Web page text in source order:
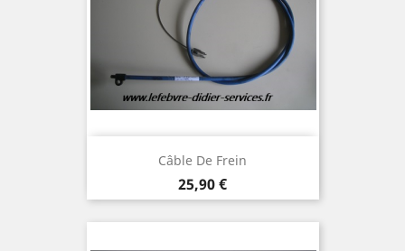
Câble De Frein
Prix
25,90 €